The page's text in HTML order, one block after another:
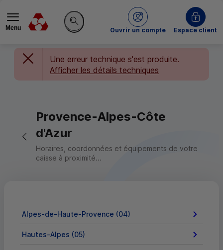
Menu
Rechercher sur le site
Ouvrir un compte
du Crédit MutuelEspace client
Une erreur technique s'est produite.
Afficher les détails techniques
Retour vers la page précédente
Provence-Alpes-Côte
d'Azur
Horaires, coordonnées et équipements de votre
caisse à proximité...
Alpes-de-Haute-Provence (04)
Hautes-Alpes (05)